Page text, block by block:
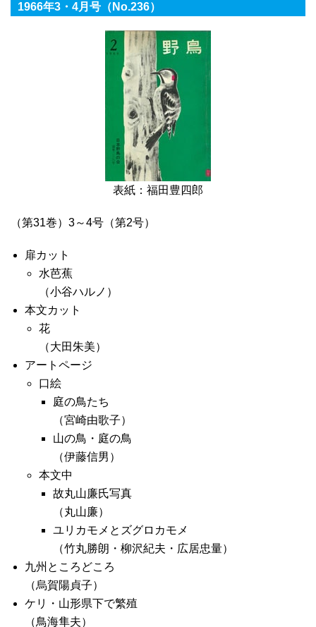
1966年3・4月号（No.236）
表紙：福田豊四郎
（第31巻）3～4号（第2号）
扉カット
水芭蕉
（小谷ハルノ）
本文カット
花
（大田朱美）
アートページ
口絵
庭の鳥たち
（宮崎由歌子）
山の鳥・庭の鳥
（伊藤信男）
本文中
故丸山廉氏写真
（丸山廉）
ユリカモメとズグロカモメ
（竹丸勝朗・柳沢紀夫・広居忠量）
九州ところどころ
（烏賀陽貞子）
ケリ・山形県下で繁殖
（鳥海隼夫）